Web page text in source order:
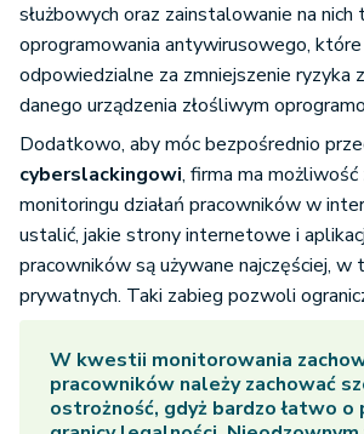
służbowych oraz zainstalowanie na nich
oprogramowania antywirusowego,
odpowiedzialne za zmniejszenie ryzyka
danego urządzenia złośliwym
Dodatkowo, aby móc bezpośrednio
cyberslackingowi, firma ma
monitoringu działań pracowników w
ustalić, jakie strony internetowe i
pracowników są używane najczęściej, w
prywatnych. Taki zabieg pozwoli
W kwestii monitorowania
pracowników należy zachować
ostrożność, gdyż bardzo łatwo o